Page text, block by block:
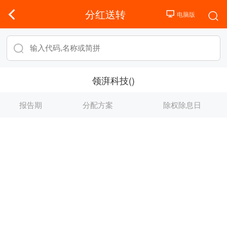
分红送转
领湃科技()
报告期 分配方案 除权除息日